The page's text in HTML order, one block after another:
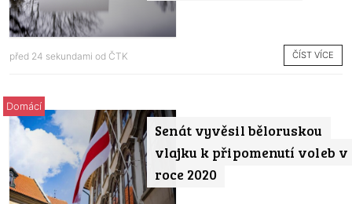
před 24 sekundami od ČTK ČÍST VÍCE
Senát vyvěsil běloruskou
vlajku k připomenutí voleb v
roce 2020
Domácí